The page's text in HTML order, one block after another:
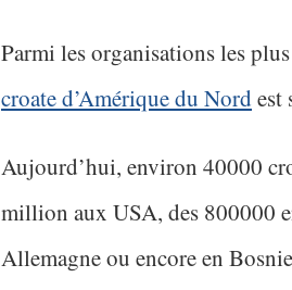
Parmi les organisations les
croate d’Amérique du Nord est
Aujourd’hui, environ 40000
million aux USA, des 800000
Allemagne ou encore en